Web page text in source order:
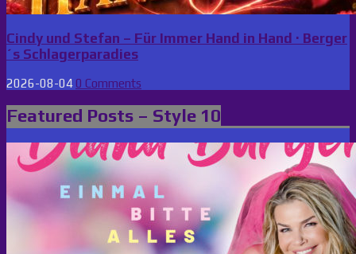
Cindy und Stefan – Für Immer Hand in Hand · Berger
´s Schlagerparadies
2026-08-04 0 Comments
Featured Posts – Style 10